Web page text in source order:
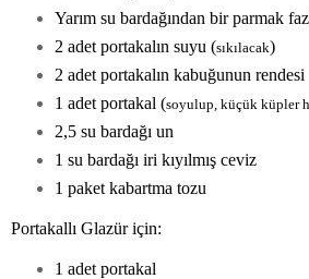
Yarım su bardağından bir parmak
2 adet portakalın suyu (sıkılacak)
2 adet portakalın kabuğunun rendesi
1 adet portakal (soyulup, küçük küpler
2,5 su bardağı un
1 su bardağı iri kıyılmış ceviz
1 paket kabartma tozu
Portakallı Glazür için:
1 adet portakal